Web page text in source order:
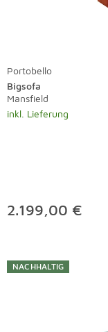
Portobello
Bigsofa
Mansfield
inkl. Lieferung
2.199,00 €
NACHHALTIG